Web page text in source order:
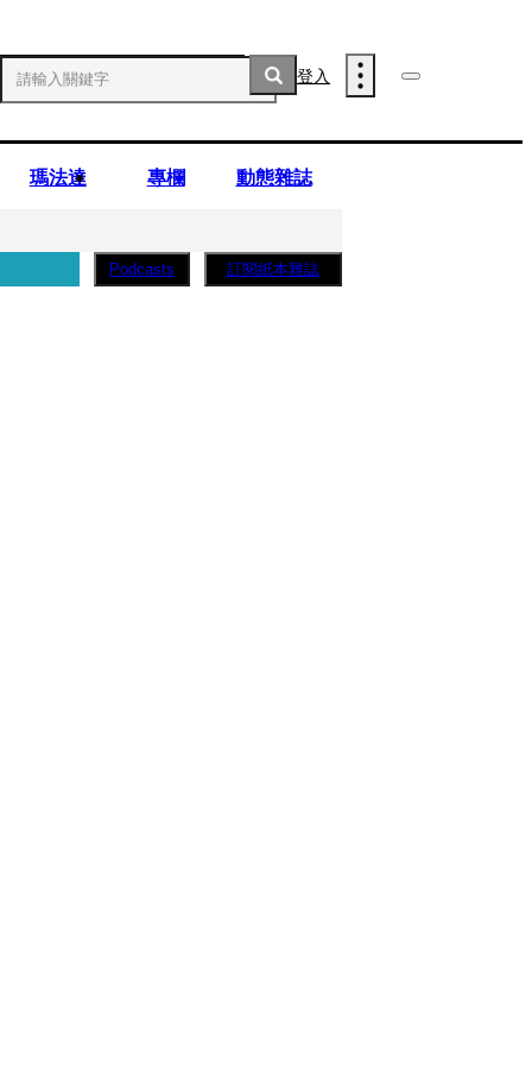
登入
瑪法達 專欄 動態雜誌
Podcasts 訂閱紙本雜誌